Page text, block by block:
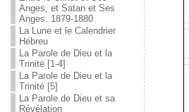
Anges, et Satan et Ses
Anges. 1879-1880
La Lune et le Calendrier
Hébreu
La Parole de Dieu et la
Trinité [1-4]
La Parole de Dieu et la
Trinité [5]
La Parole de Dieu et sa
Révélation